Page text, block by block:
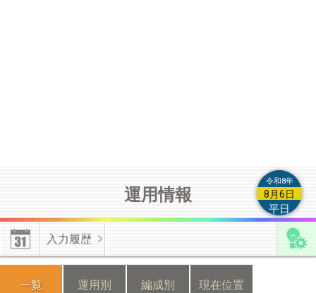
によるもの等の類は付加情報とは認められませんので登録しない
【編成付加情報】
有効･無効化時の不具合修正しました。上書き
更新した情報を無効化した場合は、無効化操作前の情報が有効と
なります。
運用情報
令和8年
8月6日
平日
入力履歴
一覧 運用別 編成別 現在位置